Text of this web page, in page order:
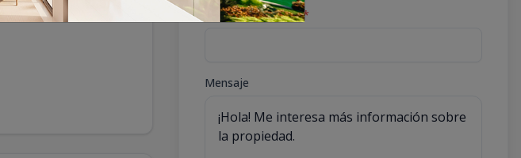
Correo Electrónico*
Mensaje